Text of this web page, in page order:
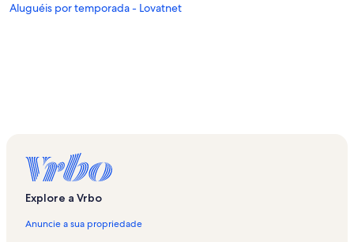
Aluguéis por temporada - Lovatnet
Explore a Vrbo
Anuncie a sua propriedade